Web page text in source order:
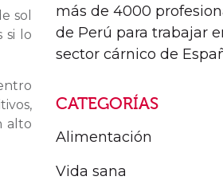
sol
si lo
alto
más de 4000
de Perú para trabajar
sector cárnico de
CATEGORÍAS
Alimentación
Vida sana